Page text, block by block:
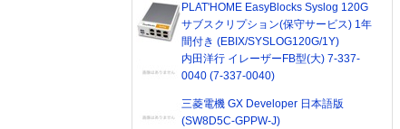
PLAT'HOME EasyBlocks Syslog 120G
サブスクリプション(保守サービス) 1年
間付き (EBIX/SYSLOG120G/1Y)
内田洋行 イレーザーFB型(大) 7-337-
0040 (7-337-0040)
三菱電機 GX Developer 日本語版
(SW8D5C-GPPW-J)